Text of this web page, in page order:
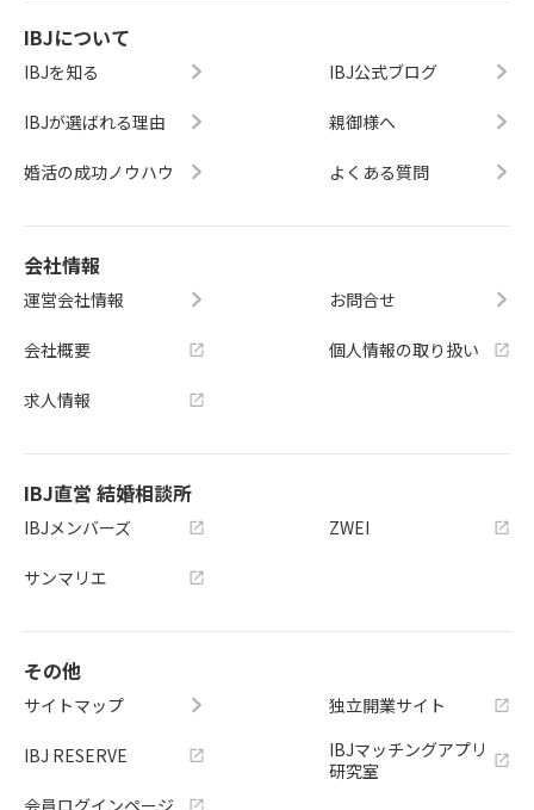
IBJについて
IBJを知る
IBJが選ばれる理由
婚活の成功ノウハウ
IBJ公式ブログ
親御様へ
よくある質問
会社情報
運営会社情報
会社概要
求人情報
お問合せ
個人情報の取り扱い
IBJ直営 結婚相談所
IBJメンバーズ
サンマリエ
ZWEI
その他
サイトマップ
IBJ RESERVE
独立開業サイト
IBJマッチングアプリ
研究室